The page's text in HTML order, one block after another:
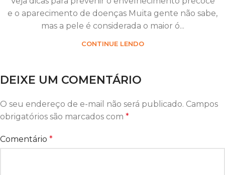
e o aparecimento de doenças Muita gente não sabe,
mas a pele é considerada o maior ó...
CONTINUE LENDO
DEIXE UM COMENTÁRIO
O seu endereço de e-mail não será publicado. Campos
obrigatórios são marcados com *
Comentário *